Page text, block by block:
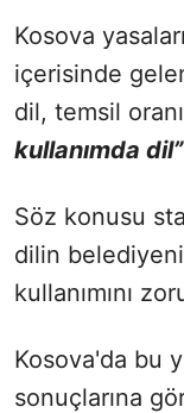
Kosova
içerisinde
dil, temsil
kullanımda dil”
Söz konusu
dilin
kullanımını
Kosova'da bu
sonuçlarına